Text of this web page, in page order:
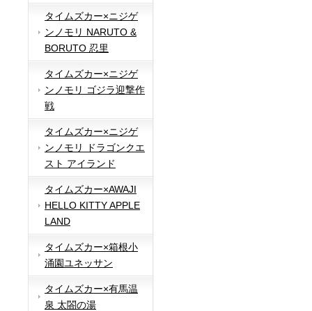
タイムズカー×ニジゲ
ンノモリ NARUTO &
BORUTO 忍里
タイムズカー×ニジゲ
ンノモリ ゴジラ迎撃作
戦
タイムズカー×ニジゲ
ンノモリ ドラゴンクエ
スト アイランド
タイムズカー×AWAJI
HELLO KITTY APPLE
LAND
タイムズカー×箱根小
涌園ユネッサン
タイムズカー×有馬温
泉 太閤の湯